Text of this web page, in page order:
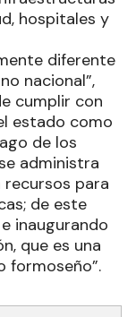
hospitales y
diferente
nacional”,
cumplir con
estado como
de los
administra
para
de este
inaugurando
que es una
formoseño”.